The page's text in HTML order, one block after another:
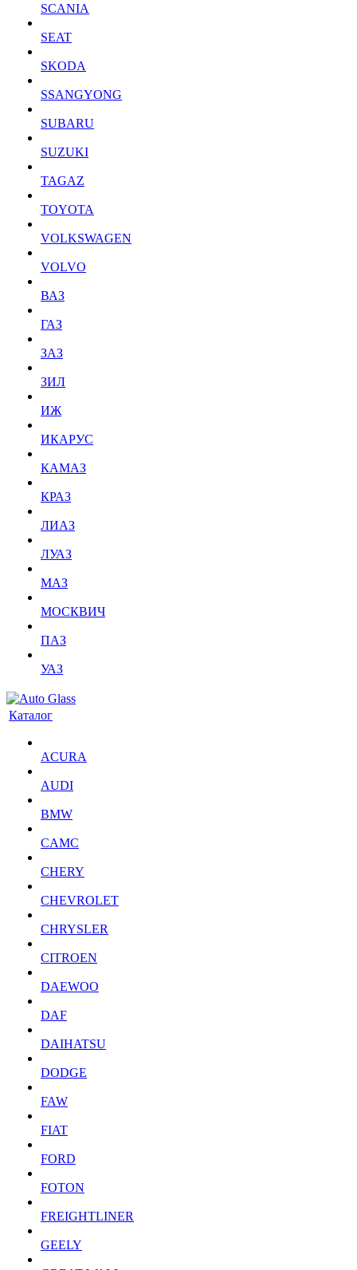
SCANIA
SEAT
SKODA
SSANGYONG
SUBARU
SUZUKI
TAGAZ
TOYOTA
VOLKSWAGEN
VOLVO
ВАЗ
ГАЗ
ЗАЗ
ЗИЛ
ИЖ
ИКАРУС
КАМАЗ
КРАЗ
ЛИАЗ
ЛУАЗ
МАЗ
МОСКВИЧ
ПАЗ
УАЗ
Каталог
ACURA
AUDI
BMW
CAMC
CHERY
CHEVROLET
CHRYSLER
CITROEN
DAEWOO
DAF
DAIHATSU
DODGE
FAW
FIAT
FORD
FOTON
FREIGHTLINER
GEELY